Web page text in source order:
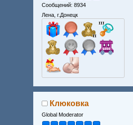
Сообщений: 8934
Лена, г.Донецк
Клюковка
Global Moderator